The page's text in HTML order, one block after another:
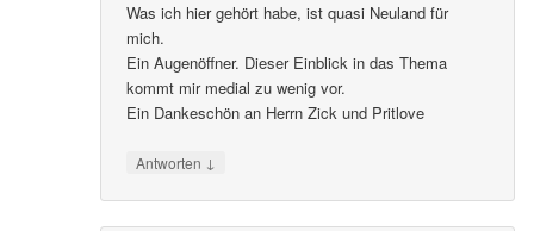
Was ich hier gehört habe, ist quasi Neuland für
mich.
Ein Augenöffner. Dieser Einblick in das Thema
kommt mir medial zu wenig vor.
Ein Dankeschön an Herrn Zick und Pritlove
Antworten ↓